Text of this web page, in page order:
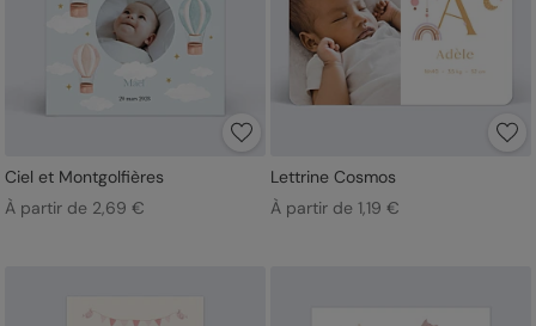
Ciel et Montgolfières
À partir de 2,69 €
Lettrine Cosmos
À partir de 1,19 €